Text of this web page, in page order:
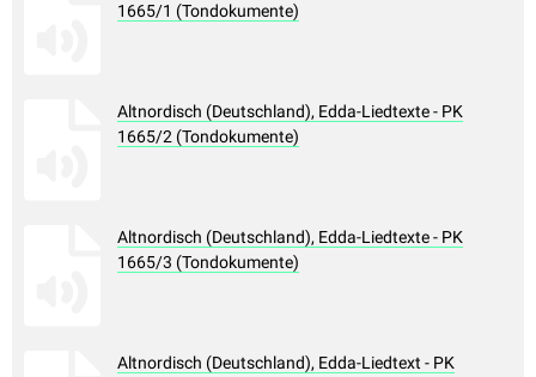
1665/1 (Tondokumente)
Altnordisch (Deutschland), Edda-Liedtexte - PK
1665/2 (Tondokumente)
Altnordisch (Deutschland), Edda-Liedtexte - PK
1665/3 (Tondokumente)
Altnordisch (Deutschland), Edda-Liedtext - PK